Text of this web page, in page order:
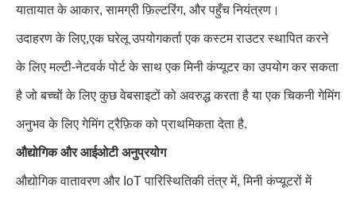
यातायात के आकार, सामग्री फ़िल्टरिंग, और पहुँच नियंत्रण।
उदाहरण के लिए,एक घरेलू उपयोगकर्ता एक कस्टम राउटर स्थापित करने
के लिए मल्टी-नेटवर्क पोर्ट के साथ एक मिनी कंप्यूटर का उपयोग कर सकता
है जो बच्चों के लिए कुछ वेबसाइटों को अवरुद्ध करता है या एक चिकनी गेमिंग
अनुभव के लिए गेमिंग ट्रैफ़िक को प्राथमिकता देता है.
औद्योगिक और आईओटी अनुप्रयोग
औद्योगिक वातावरण और IoT पारिस्थितिकी तंत्र में, मिनी कंप्यूटरों में